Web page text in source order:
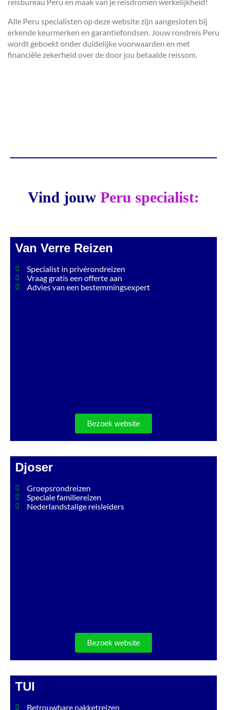
Alle Peru specialisten op deze website zijn aangesloten bij
erkende keurmerken en garantiefondsen. Jouw rondreis Peru
wordt geboekt onder duidelijke voorwaarden en met
financiële zekerheid over de door jou betaalde reissom.
Vind jouw Peru specialist:
Van Verre Reizen
Specialist in privérondreizen
Vraag gratis een offerte aan
Advies van een bestemmingsexpert
Bezoek website
Djoser
Groepsrondreizen
Speciale familiereizen
Nederlandstalige reisleiders
Bezoek website
TUI
Betrouwbare pakketreizen